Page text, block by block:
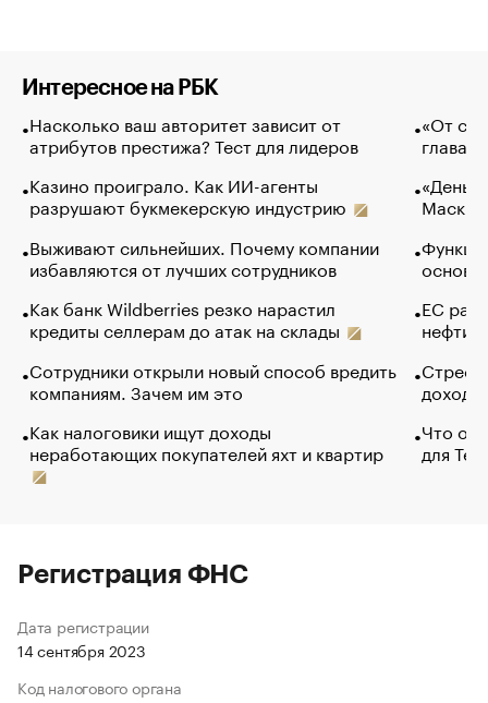
Интересное на РБК
Насколько ваш авторитет зависит от
атрибутов престижа? Тест для лидеров
Казино проиграло. Как ИИ-агенты
разрушают букмекерскую индустрию
Выживают сильнейших. Почему компании
избавляются от лучших сотрудников
Как банк Wildberries резко нарастил
кредиты селлерам до атак на склады
Сотрудники открыли новый способ вредить
компаниям. Зачем им это
Как налоговики ищут доходы
неработающих покупателей яхт и квартир
«От
глава
Маск в
основ
ЕС
нефти
Что
для
Регистрация ФНС
Дата регистрации
14 сентября 2023
Код налогового органа